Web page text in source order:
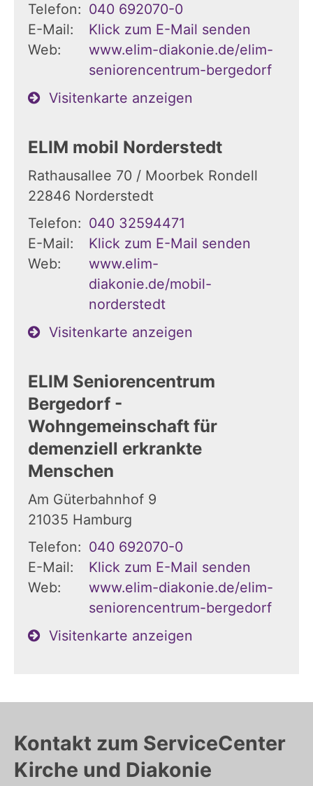
Telefon: 040 692070-0
E-Mail:
Klick zum E-Mail senden
Web:
www.elim-diakonie.de/elim-
seniorencentrum-bergedorf
Visitenkarte anzeigen
ELIM mobil Norderstedt
Rathausallee 70 / Moorbek Rondell
22846 Norderstedt
Telefon: 040 32594471
E-Mail:
Klick zum E-Mail senden
Web:
www.elim-
diakonie.de/mobil-
norderstedt
Visitenkarte anzeigen
ELIM Seniorencentrum
Bergedorf -
Wohngemeinschaft für
demenziell erkrankte
Menschen
Am Güterbahnhof 9
21035 Hamburg
Telefon: 040 692070-0
E-Mail:
Klick zum E-Mail senden
Web:
www.elim-diakonie.de/elim-
seniorencentrum-bergedorf
Visitenkarte anzeigen
Kontakt zum ServiceCenter
Kirche und Diakonie